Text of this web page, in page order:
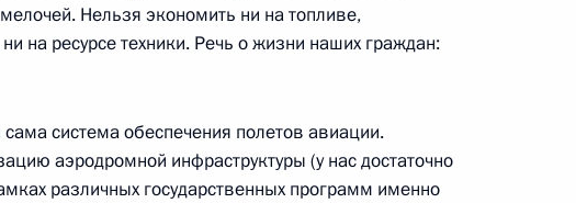
Нельзя экономить ни на топливе,
на ресурсе техники. Речь о жизни наших граждан:
сама система обеспечения полетов авиации.
аэродромной инфраструктуры (у нас достаточно
различных государственных программ именно